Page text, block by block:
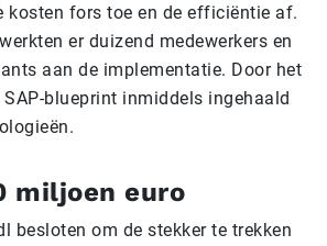
kosten fors toe en de efficiëntie af.
er duizend medewerkers en
aan de implementatie. Door het
blueprint inmiddels ingehaald
miljoen euro
besloten om de stekker te trekken